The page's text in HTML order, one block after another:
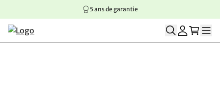
Aller au contenu principal
Aller à la navigation principale
Aller au pied de page
5 ans de garantie